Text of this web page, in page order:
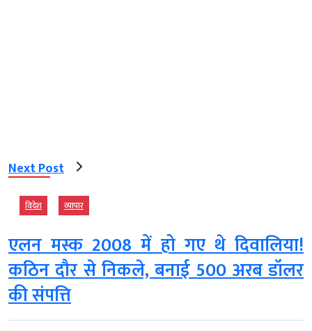
Next Post
विदेश व्‍यापार
एलन मस्क 2008 में हो गए थे दिवालिया!
कठिन दौर से निकले, बनाई 500 अरब डॉलर
की संपत्ति